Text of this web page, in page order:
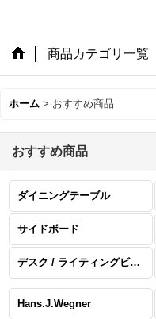
商品カテゴリ一覧
ホーム > おすすめ商品
おすすめ商品
ダイニングテーブル
サイドボード
デスク / ライティングビューロー
Hans.J.Wegner